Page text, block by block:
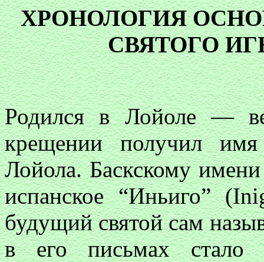
ХРОНОЛОГИЯ
СВЯТОГО
Родился в Лойоле —
крещении получил
Лойола. Баскскому имени
испанское “Иньиго”
будущий святой сам
в его письмах стало